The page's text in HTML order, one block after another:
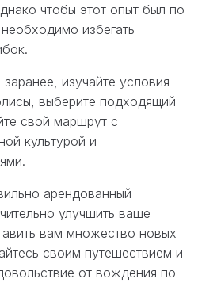
чтобы этот опыт был по-
избегать
изучайте условия
выберите подходящий
свой маршрут с
культурой и
арендованный
улучшить ваше
вам множество новых
своим путешествием и
от вождения по